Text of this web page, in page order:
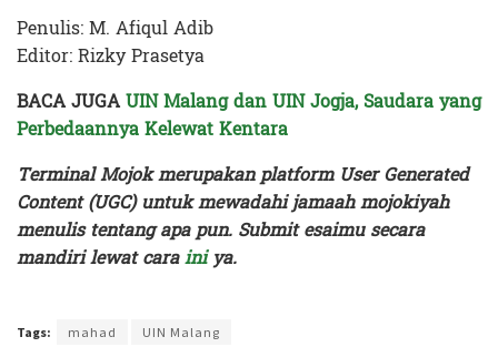
Penulis: M. Afiqul Adib
Editor: Rizky Prasetya
BACA JUGAUIN Malang dan UIN Jogja, Saudara yang
Perbedaannya Kelewat Kentara
Terminal Mojok merupakan platform User Generated
Content (UGC) untuk mewadahi jamaah mojokiyah
menulis tentang apa pun. Submit esaimu secara
mandiri lewat carainiya.
Tags: mahad UIN Malang